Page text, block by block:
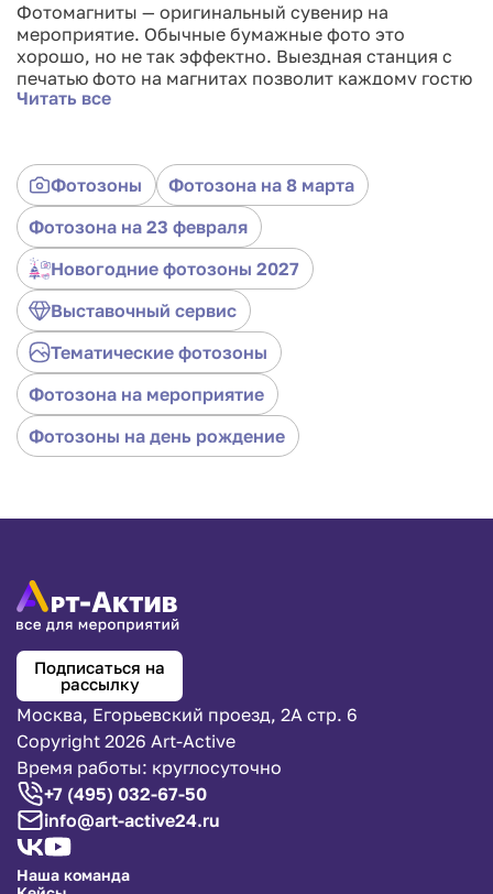
Фотомагниты — оригинальный сувенир на
мероприятие. Обычные бумажные фото это
хорошо, но не так эффектно. Выездная станция с
печатью фото на магнитах позволит каждому гостю
получить яркий памятный подарок, который
магнитную доску и расположить фото гостей в
интересных образах. Данный интерактив легко
впишется в формат любого праздника или
мероприятия: дня рождения, свадьбы, юбилея,
корпоратива, презентации, детских праздников.
Читать все
Фотозоны
Фотозона на 8 марта
Фотозона на 23 февраля
Новогодние фотозоны 2027
Выставочный сервис
Тематические фотозоны
Фотозона на мероприятие
Фотозоны на день рождение
Подписаться на
рассылку
Москва, Егорьевский проезд, 2А стр. 6
Copyright 2026 Art-Active
Время работы: круглосуточно
+7 (495) 032-67-50
info@art-active24.ru
Наша команда